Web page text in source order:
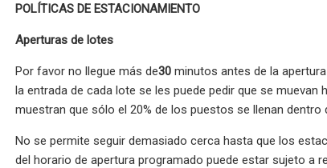
POLÍTICAS DE ESTACIONAMIENTO
Aperturas de lotes
Por favor no llegue más de30 minutos antes de la
la entrada de cada lote se les puede pedir que se
muestran que sólo el 20% de los puestos se llenan
No se permite seguir demasiado cerca hasta que los
del horario de apertura programado puede estar sujeto a